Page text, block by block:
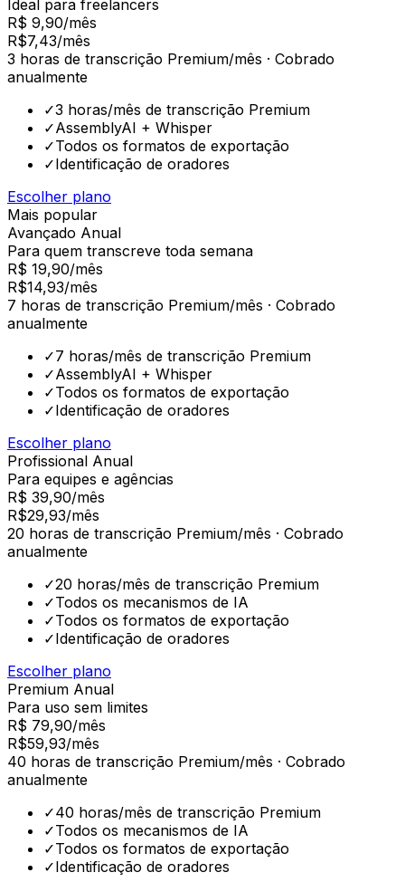
Ideal para freelancers
R$ 9,90/mês
R$7,43/mês
3 horas de transcrição Premium/mês · Cobrado
anualmente
✓3 horas/mês de transcrição Premium
✓AssemblyAI + Whisper
✓Todos os formatos de exportação
✓Identificação de oradores
Escolher plano
Mais popular
Avançado Anual
Para quem transcreve toda semana
R$ 19,90/mês
R$14,93/mês
7 horas de transcrição Premium/mês · Cobrado
anualmente
✓7 horas/mês de transcrição Premium
✓AssemblyAI + Whisper
✓Todos os formatos de exportação
✓Identificação de oradores
Escolher plano
Profissional Anual
Para equipes e agências
R$ 39,90/mês
R$29,93/mês
20 horas de transcrição Premium/mês · Cobrado
anualmente
✓20 horas/mês de transcrição Premium
✓Todos os mecanismos de IA
✓Todos os formatos de exportação
✓Identificação de oradores
Escolher plano
Premium Anual
Para uso sem limites
R$ 79,90/mês
R$59,93/mês
40 horas de transcrição Premium/mês · Cobrado
anualmente
✓40 horas/mês de transcrição Premium
✓Todos os mecanismos de IA
✓Todos os formatos de exportação
✓Identificação de oradores